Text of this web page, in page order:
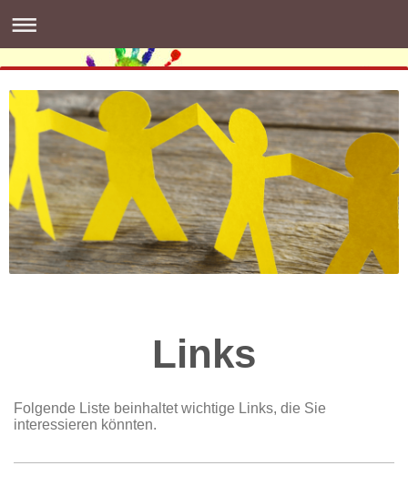
Links
Folgende Liste beinhaltet wichtige Links, die Sie
interessieren könnten.